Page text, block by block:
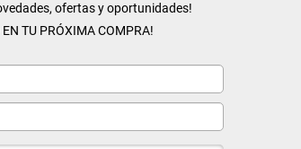
ofertas y oportunidades!
EN TU PRÓXIMA COMPRA!